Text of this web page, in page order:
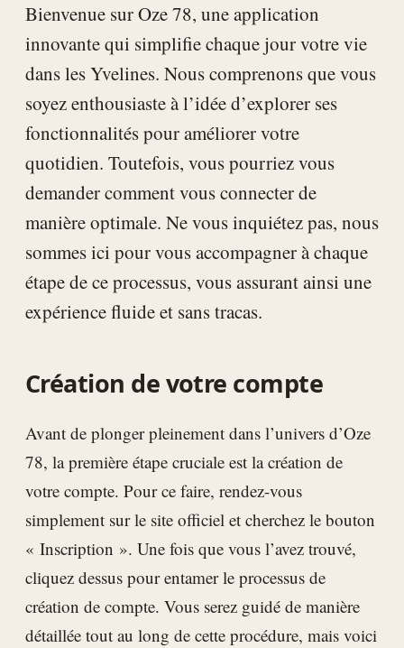
Bienvenue sur Oze 78, une application
innovante qui simplifie chaque jour votre vie
dans les Yvelines. Nous comprenons que vous
soyez enthousiaste à l’idée d’explorer ses
fonctionnalités pour améliorer votre
quotidien. Toutefois, vous pourriez vous
demander comment vous connecter de
manière optimale. Ne vous inquiétez pas, nous
sommes ici pour vous accompagner à chaque
étape de ce processus, vous assurant ainsi une
expérience fluide et sans tracas.
Création de votre compte
Avant de plonger pleinement dans l’univers d’Oze
78, la première étape cruciale est la création de
votre compte. Pour ce faire, rendez-vous
simplement sur le site officiel et cherchez le bouton
« Inscription ». Une fois que vous l’avez trouvé,
cliquez dessus pour entamer le processus de
création de compte. Vous serez guidé de manière
détaillée tout au long de cette procédure, mais voici